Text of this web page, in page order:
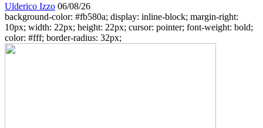
Ulderico Izzo 06/08/26
background-color: #fb580a; display: inline-block; margin-right:
10px; width: 22px; height: 22px; cursor: pointer; font-weight: bold;
color: #fff; border-radius: 32px;